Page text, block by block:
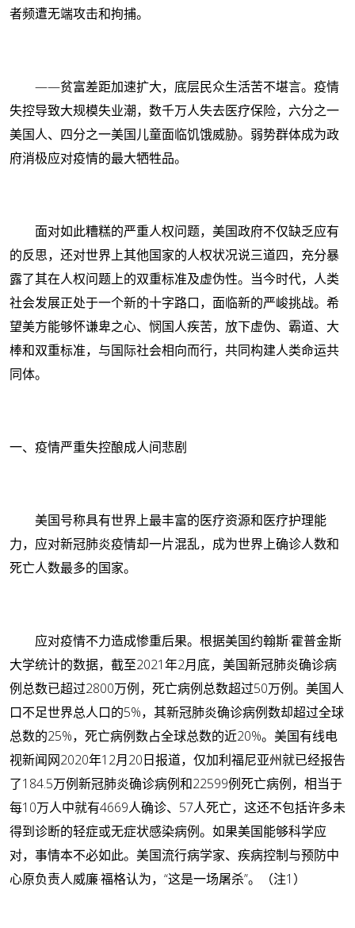
者频遭无端攻击和拘捕。
——贫富差距加速扩大，底层民众生活苦不堪言。疫情
失控导致大规模失业潮，数千万人失去医疗保险，六分之一
美国人、四分之一美国儿童面临饥饿威胁。弱势群体成为政
府消极应对疫情的最大牺牲品。
面对如此糟糕的严重人权问题，美国政府不仅缺乏应有
的反思，还对世界上其他国家的人权状况说三道四，充分暴
露了其在人权问题上的双重标准及虚伪性。当今时代，人类
社会发展正处于一个新的十字路口，面临新的严峻挑战。希
望美方能够怀谦卑之心、悯国人疾苦，放下虚伪、霸道、大
棒和双重标准，与国际社会相向而行，共同构建人类命运共
同体。
一、疫情严重失控酿成人间悲剧
美国号称具有世界上最丰富的医疗资源和医疗护理能
力，应对新冠肺炎疫情却一片混乱，成为世界上确诊人数和
死亡人数最多的国家。
应对疫情不力造成惨重后果。根据美国约翰斯·霍普金斯
大学统计的数据，截至2021年2月底，美国新冠肺炎确诊病
例总数已超过2800万例，死亡病例总数超过50万例。美国人
口不足世界总人口的5%，其新冠肺炎确诊病例数却超过全球
总数的25%，死亡病例数占全球总数的近20%。美国有线电
视新闻网2020年12月20日报道，仅加利福尼亚州就已经报告
了184.5万例新冠肺炎确诊病例和22599例死亡病例，相当于
每10万人中就有4669人确诊、57人死亡，这还不包括许多未
得到诊断的轻症或无症状感染病例。如果美国能够科学应
对，事情本不必如此。美国流行病学家、疾病控制与预防中
心原负责人威廉·福格认为，“这是一场屠杀”。（注1）